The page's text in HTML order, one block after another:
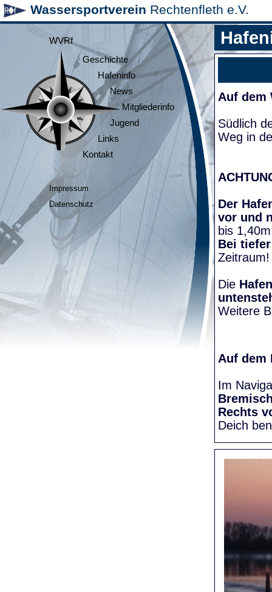
Wassersportverein Rechtenfleth e.V.
WVRf
Geschichte
Hafeninfo
News
Mitgliederinfo
Jugend
Links
Kontakt
Impressum
Datenschutz
Auf dem
Südlich
Weg in
Der
vor und
bis
Bei
Die
Weitere
Auf dem
Im
Rechts
Deich